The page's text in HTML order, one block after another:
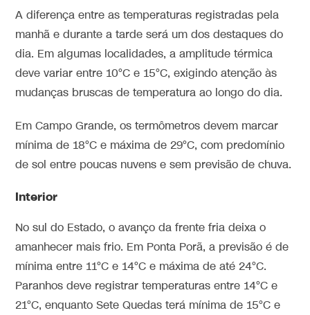
A diferença entre as temperaturas registradas pela
manhã e durante a tarde será um dos destaques do
dia. Em algumas localidades, a amplitude térmica
deve variar entre 10°C e 15°C, exigindo atenção às
mudanças bruscas de temperatura ao longo do dia.
Em Campo Grande, os termômetros devem marcar
mínima de 18°C e máxima de 29°C, com predomínio
de sol entre poucas nuvens e sem previsão de chuva.
Interior
No sul do Estado, o avanço da frente fria deixa o
amanhecer mais frio. Em Ponta Porã, a previsão é de
mínima entre 11°C e 14°C e máxima de até 24°C.
Paranhos deve registrar temperaturas entre 14°C e
21°C, enquanto Sete Quedas terá mínima de 15°C e